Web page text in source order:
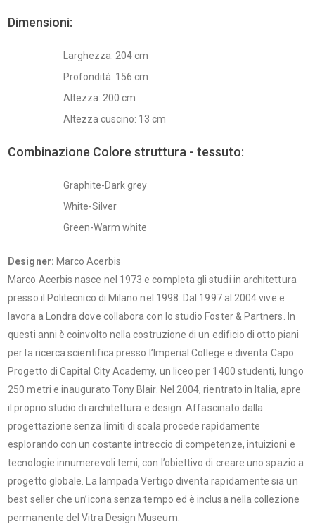
Dimensioni:
Larghezza: 204 cm
Profondità: 156 cm
Altezza: 200 cm
Altezza cuscino: 13 cm
Combinazione Colore struttura - tessuto:
Graphite-Dark grey
White-Silver
Green-Warm white
Designer: Marco Acerbis
Marco Acerbis nasce nel 1973 e completa gli studi in architettura
presso il Politecnico di Milano nel 1998. Dal 1997 al 2004 vive e
lavora a Londra dove collabora con lo studio Foster & Partners. In
questi anni è coinvolto nella costruzione di un edificio di otto piani
per la ricerca scientifica presso l’Imperial College e diventa Capo
Progetto di Capital City Academy, un liceo per 1400 studenti, lungo
250 metri e inaugurato Tony Blair. Nel 2004, rientrato in Italia, apre
il proprio studio di architettura e design. Affascinato dalla
progettazione senza limiti di scala procede rapidamente
esplorando con un costante intreccio di competenze, intuizioni e
tecnologie innumerevoli temi, con l’obiettivo di creare uno spazio a
progetto globale. La lampada Vertigo diventa rapidamente sia un
best seller che un’icona senza tempo ed è inclusa nella collezione
permanente del Vitra Design Museum.